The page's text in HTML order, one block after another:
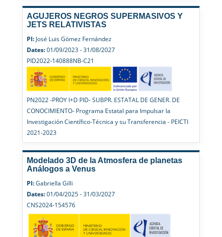
AGUJEROS NEGROS SUPERMASIVOS Y
JETS RELATIVISTAS
PI:José Luis Gómez Fernández
Dates:01/09/2023 - 31/08/2027
PID2022-140888NB-C21
PN2022 -PROY I+D PID- SUBPR. ESTATAL DE GENER. DE
CONOCIMIENTO- Programa Estatal para Impulsar la
Investigación Científico-Técnica y su Transferencia - PEICTI
2021-2023
Modelado 3D de la Atmosfera de planetas
Análogos a Venus
PI:Gabriella Gilli
Dates:01/04/2025 - 31/03/2027
CNS2024-154576